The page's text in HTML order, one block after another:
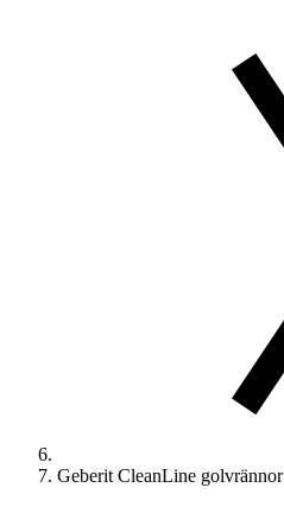
Geberit CleanLine golvrännor